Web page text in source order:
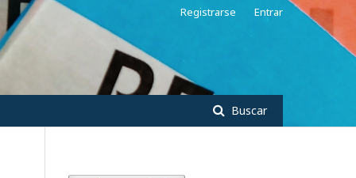
Buscar
Registrarse Entrar